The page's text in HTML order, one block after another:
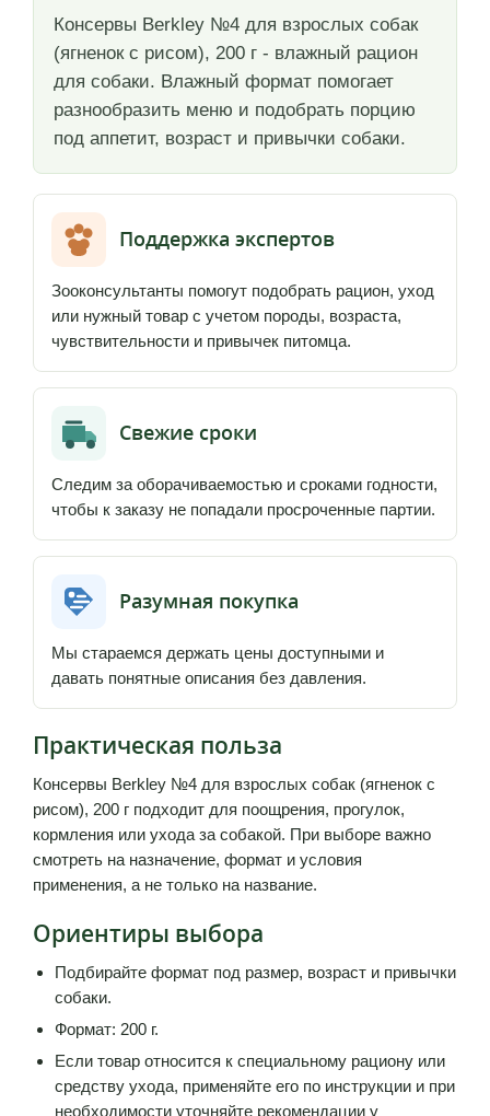
Консервы Berkley №4 для взрослых собак
(ягненок с рисом), 200 г - влажный рацион
для собаки. Влажный формат помогает
разнообразить меню и подобрать порцию
под аппетит, возраст и привычки собаки.
Поддержка экспертов
Зооконсультанты помогут подобрать рацион, уход
или нужный товар с учетом породы, возраста,
чувствительности и привычек питомца.
Свежие сроки
Следим за оборачиваемостью и сроками годности,
чтобы к заказу не попадали просроченные партии.
Разумная покупка
Мы стараемся держать цены доступными и
давать понятные описания без давления.
Практическая польза
Консервы Berkley №4 для взрослых собак (ягненок с
рисом), 200 г подходит для поощрения, прогулок,
кормления или ухода за собакой. При выборе важно
смотреть на назначение, формат и условия
применения, а не только на название.
Ориентиры выбора
Подбирайте формат под размер, возраст и привычки
собаки.
Формат: 200 г.
Если товар относится к специальному рациону или
средству ухода, применяйте его по инструкции и при
необходимости уточняйте рекомендации у